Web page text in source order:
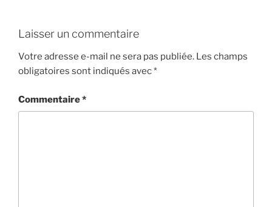
Laisser un commentaire
Votre adresse e-mail ne sera pas publiée. Les champs
obligatoires sont indiqués avec*
Commentaire*